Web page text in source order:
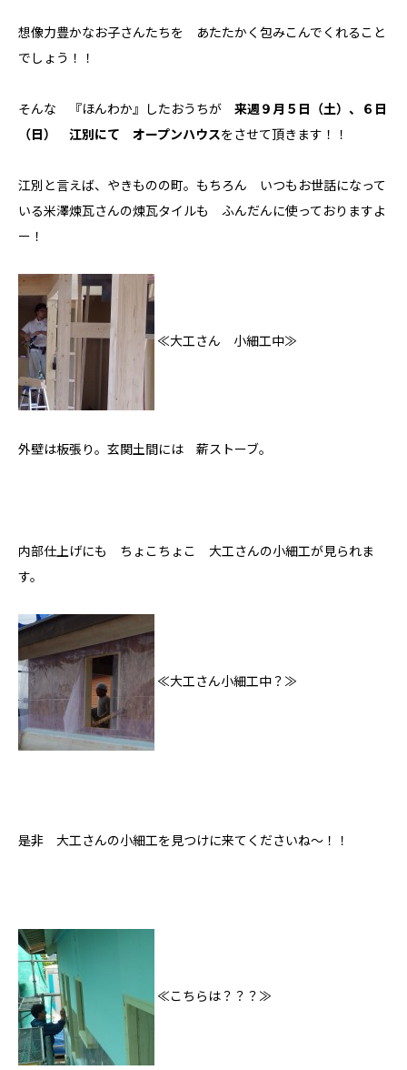
家づくりの流れ
コラム
お知らせ
モデルハウス
Hokushin model
koselig コーシェリ
見学予約
お問い合わせ
想像力豊かなお子さんたちを あたたかく包みこんでくれること
でしょう！！
そんな 『ほんわか』したおうちが 来週９月５日（土）、６日
（日） 江別にて オープンハウスをさせて頂きます！！
江別と言えば、やきものの町。もちろん いつもお世話になって
いる米澤煉瓦さんの煉瓦タイルも ふんだんに使っておりますよ
ー！
≪大工さん 小細工中≫
外壁は板張り。玄関土間には 薪ストーブ。
内部仕上げにも ちょこちょこ 大工さんの小細工が見られま
す。
≪大工さん小細工中？≫
是非 大工さんの小細工を見つけに来てくださいね～！！
≪こちらは？？？≫